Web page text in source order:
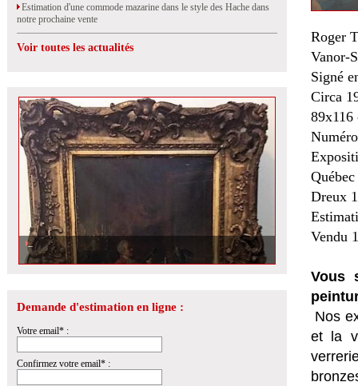
Estimation d'une commode mazarine dans le style des Hache dans
notre prochaine vente
Voir toutes les actualités
Demande d'estimation en ligne :
Votre email* :
Confirmez votre email* :
Roger
Vanor-
Signé
Circa
89x116
Dreux
Vendu
Vous
Nos
et la